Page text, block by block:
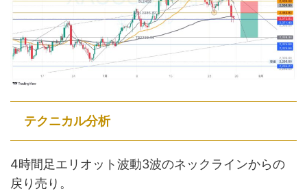
テクニカル分析
4時間足エリオット波動3波のネックラインからの
戻り売り。